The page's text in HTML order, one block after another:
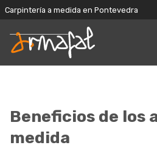
Carpintería a medida en Pontevedra
Beneficios de los
medida